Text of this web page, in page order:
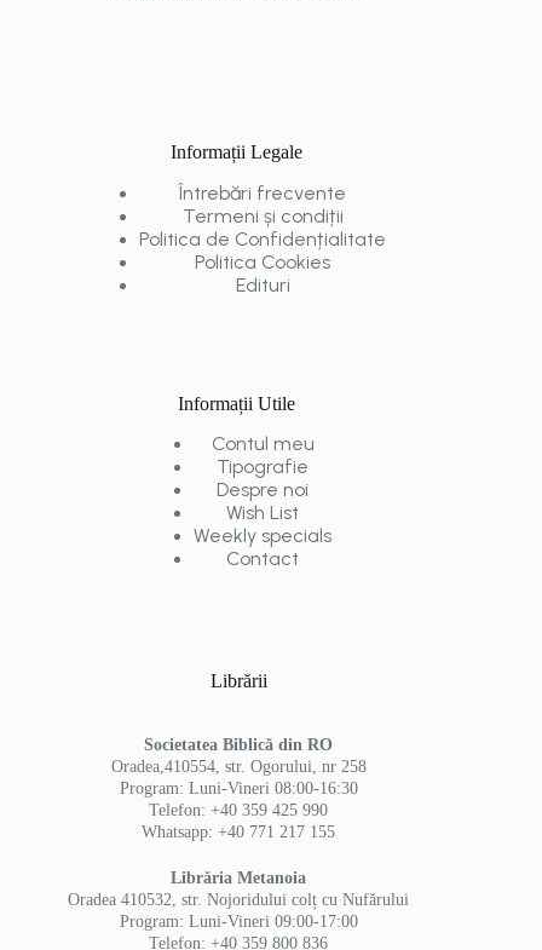
Informații Legale
Întrebări frecvente
Termeni și condiții
Politica de Confidențialitate
Politica Cookies
Edituri
Informații Utile
Contul meu
Tipografie
Despre noi
Wish List
Weekly specials
Contact
Librării
Societatea Biblică din RO
Oradea,410554, str. Ogorului, nr 258
Program: Luni-Vineri 08:00-16:30
Telefon: +40 359 425 990
Whatsapp: +40 771 217 155
Librăria Metanoia
Oradea 410532, str. Nojoridului colț cu Nufărului
Program: Luni-Vineri 09:00-17:00
Telefon: +40 359 800 836